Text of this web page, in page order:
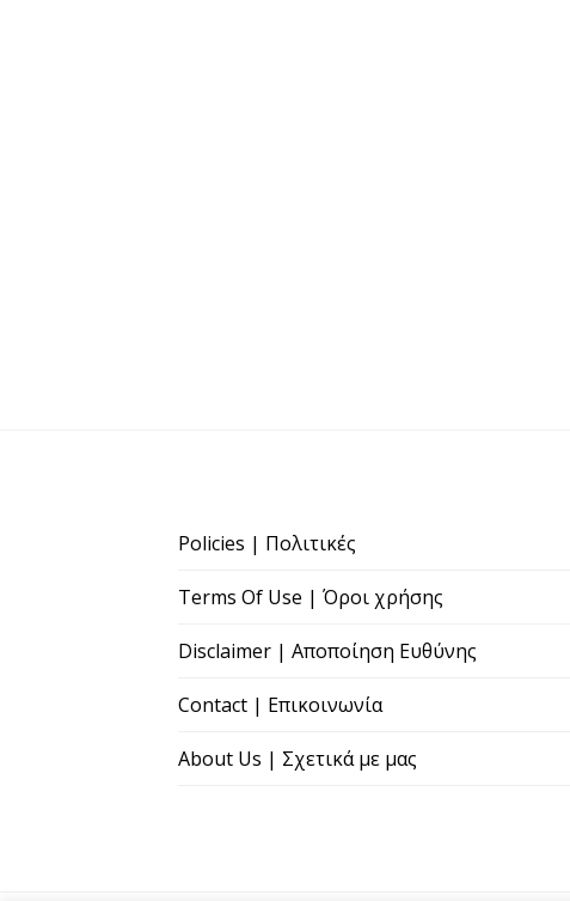
Policies | Πολιτικές
Terms Of Use | Όροι χρήσης
Disclaimer | Αποποίηση Ευθύνης
Contact | Επικοινωνία
About Us | Σχετικά με μας